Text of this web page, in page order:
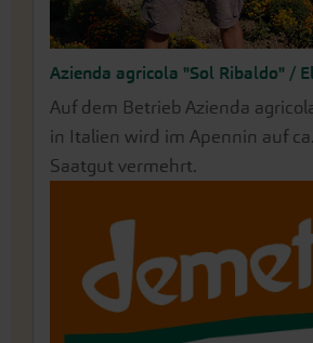
Azienda agricola "Sol Ribaldo" /
Auf dem Betrieb Azienda
in Italien wird im Apennin auf
Saatgut vermehrt.